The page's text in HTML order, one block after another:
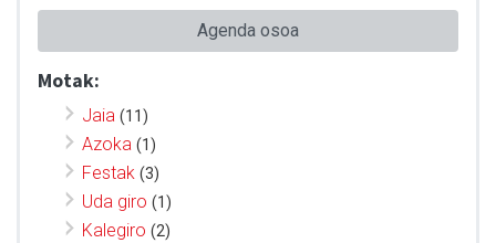
Agenda osoa
Motak:
Jaia (11)
Azoka (1)
Festak (3)
Uda giro (1)
Kalegiro (2)